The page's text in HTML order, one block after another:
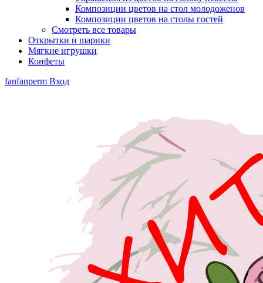
Композиции цветов на стол молодоженов
Композиции цветов на столы гостей
Смотреть все товары
Открытки и шарики
Мягкие игрушки
Конфеты
fanfanperm Вход